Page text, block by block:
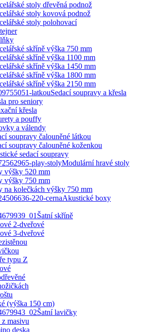
stoly dřevěná podnož
stoly kovová podnož
stoly polohovací
skříně výška 750 mm
skříně výška 1100 mm
skříně výška 1450 mm
skříně výška 1800 mm
skříně výška 2150 mm
Sedací soupravy a křesla
pro seniory
křesla
a pouffy
a válendy
soupravy čalouněné látkou
soupravy čalouněné koženkou
sedací soupravy
Modulární hravé stoly
výšky 520 mm
výšky 750 mm
na kolečkách výšky 750 mm
Akustické boxy
Šatní skříně
2-dveřové
3-dveřové
typu Z
(výška 150 cm)
Šatní lavičky
z masivu
deska